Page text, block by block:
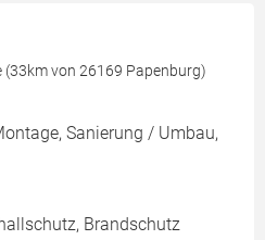
(33km von 26169 Papenburg)
Sanierung / Umbau,
Brandschutz